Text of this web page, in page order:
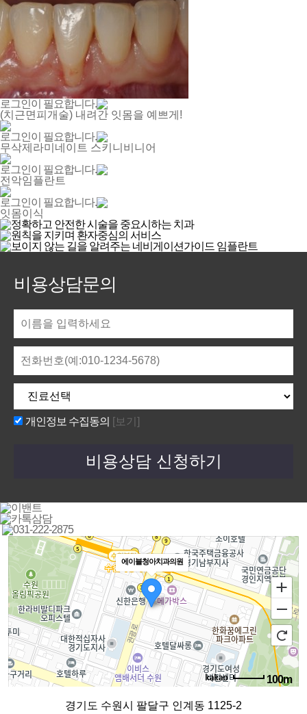
로그인이 필요합니다.
(치근면피개술) 내려간 잇몸을 예쁘게!
로그인이 필요합니다.
무삭제라미네이트 스키니비니어
로그인이 필요합니다.
전악임플란트
로그인이 필요합니다.
잇몸이식
비용상담문의
개인정보 수집동의 [보기]
에이블청아치과의원
100m
경기도 수원시 팔달구 인계동 1125-2